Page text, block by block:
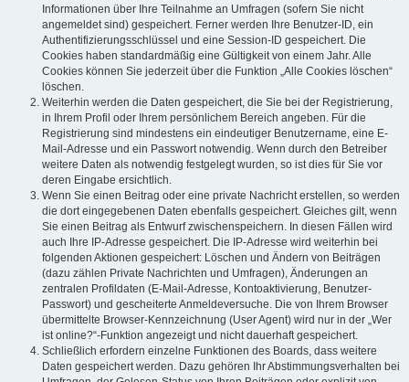
Informationen über Ihre Teilnahme an Umfragen (sofern Sie nicht
angemeldet sind) gespeichert. Ferner werden Ihre Benutzer-ID, ein
Authentifizierungsschlüssel und eine Session-ID gespeichert. Die
Cookies haben standardmäßig eine Gültigkeit von einem Jahr. Alle
Cookies können Sie jederzeit über die Funktion „Alle Cookies löschen“
löschen.
Weiterhin werden die Daten gespeichert, die Sie bei der Registrierung,
in Ihrem Profil oder Ihrem persönlichem Bereich angeben. Für die
Registrierung sind mindestens ein eindeutiger Benutzername, eine E-
Mail-Adresse und ein Passwort notwendig. Wenn durch den Betreiber
weitere Daten als notwendig festgelegt wurden, so ist dies für Sie vor
deren Eingabe ersichtlich.
Wenn Sie einen Beitrag oder eine private Nachricht erstellen, so werden
die dort eingegebenen Daten ebenfalls gespeichert. Gleiches gilt, wenn
Sie einen Beitrag als Entwurf zwischenspeichern. In diesen Fällen wird
auch Ihre IP-Adresse gespeichert. Die IP-Adresse wird weiterhin bei
folgenden Aktionen gespeichert: Löschen und Ändern von Beiträgen
(dazu zählen Private Nachrichten und Umfragen), Änderungen an
zentralen Profildaten (E-Mail-Adresse, Kontoaktivierung, Benutzer-
Passwort) und gescheiterte Anmeldeversuche. Die von Ihrem Browser
übermittelte Browser-Kennzeichnung (User Agent) wird nur in der „Wer
ist online?“-Funktion angezeigt und nicht dauerhaft gespeichert.
Schließlich erfordern einzelne Funktionen des Boards, dass weitere
Daten gespeichert werden. Dazu gehören Ihr Abstimmungsverhalten bei